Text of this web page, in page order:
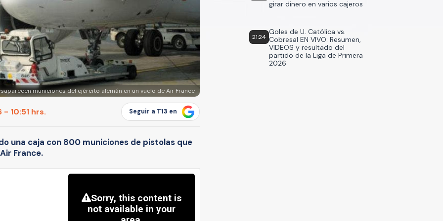
municiones del ejército alemán en un vuelo de Air France
- 10:51 hrs. Seguir a T13 en
una caja con 800 municiones de pistolas que
France.
girar dinero en varios cajeros
21:24
Goles de U. Católica vs.
Cobresal EN VIVO: Resumen,
VIDEOS y resultado del
partido de la Liga de Primera
2026